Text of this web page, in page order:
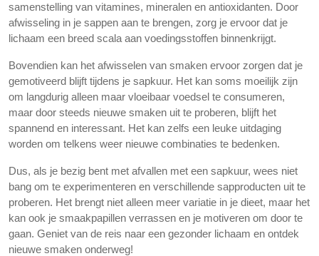
samenstelling van vitamines, mineralen en antioxidanten. Door
afwisseling in je sappen aan te brengen, zorg je ervoor dat je
lichaam een breed scala aan voedingsstoffen binnenkrijgt.
Bovendien kan het afwisselen van smaken ervoor zorgen dat je
gemotiveerd blijft tijdens je sapkuur. Het kan soms moeilijk zijn
om langdurig alleen maar vloeibaar voedsel te consumeren,
maar door steeds nieuwe smaken uit te proberen, blijft het
spannend en interessant. Het kan zelfs een leuke uitdaging
worden om telkens weer nieuwe combinaties te bedenken.
Dus, als je bezig bent met afvallen met een sapkuur, wees niet
bang om te experimenteren en verschillende sapproducten uit te
proberen. Het brengt niet alleen meer variatie in je dieet, maar het
kan ook je smaakpapillen verrassen en je motiveren om door te
gaan. Geniet van de reis naar een gezonder lichaam en ontdek
nieuwe smaken onderweg!